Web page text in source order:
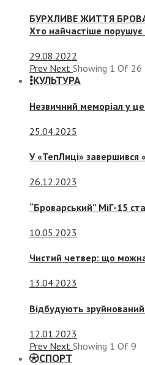
БУРХЛИВЕ ЖИТТЯ
Хто найчастіше
29.08.2022
Prev Next Showing 1 Of 26
КУЛЬТУРА
Незвичний меморіал у
25.04.2025
У «ТепЛиці»
26.12.2023
“Броварський” МіГ-15
10.05.2023
Чистий четвер: що
13.04.2023
Відбудують
12.01.2023
Prev Next Showing 1 Of 9
СПОРТ